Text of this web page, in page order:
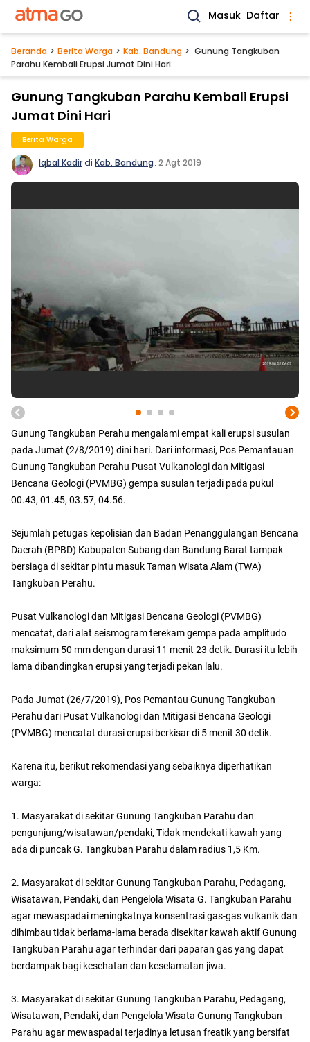
Masuk Daftar
Beranda Berita Warga Kab. Bandung
Gunung Tangkuban
Parahu Kembali Erupsi Jumat Dini Hari
Gunung Tangkuban Parahu Kembali Erupsi
Jumat Dini Hari
Berita Warga
Iqbal Kadirdi Kab. Bandung. 2 Agt 2019
Gunung Tangkuban Perahu mengalami empat kali erupsi susulan
pada Jumat (2/8/2019) dini hari. Dari informasi, Pos Pemantauan
Gunung Tangkuban Perahu Pusat Vulkanologi dan Mitigasi
Bencana Geologi (PVMBG) gempa susulan terjadi pada pukul
00.43, 01.45, 03.57, 04.56.
Sejumlah petugas kepolisian dan Badan Penanggulangan Bencana
Daerah (BPBD) Kabupaten Subang dan Bandung Barat tampak
bersiaga di sekitar pintu masuk Taman Wisata Alam (TWA)
Tangkuban Perahu.
Pusat Vulkanologi dan Mitigasi Bencana Geologi (PVMBG)
mencatat, dari alat seismogram terekam gempa pada amplitudo
maksimum 50 mm dengan durasi 11 menit 23 detik. Durasi itu lebih
lama dibandingkan erupsi yang terjadi pekan lalu.
Pada Jumat (26/7/2019), Pos Pemantau Gunung Tangkuban
Perahu dari Pusat Vulkanologi dan Mitigasi Bencana Geologi
(PVMBG) mencatat durasi erupsi berkisar di 5 menit 30 detik.
Karena itu, berikut rekomendasi yang sebaiknya diperhatikan
warga:
1. Masyarakat di sekitar Gunung Tangkuban Parahu dan
pengunjung/wisatawan/pendaki, Tidak mendekati kawah yang
ada di puncak G. Tangkuban Parahu dalam radius 1,5 Km.
2. Masyarakat di sekitar Gunung Tangkuban Parahu, Pedagang,
Wisatawan, Pendaki, dan Pengelola Wisata G. Tangkuban Parahu
agar mewaspadai meningkatnya konsentrasi gas-gas vulkanik dan
dihimbau tidak berlama-lama berada disekitar kawah aktif Gunung
Tangkuban Parahu agar terhindar dari paparan gas yang dapat
berdampak bagi kesehatan dan keselamatan jiwa.
3. Masyarakat di sekitar Gunung Tangkuban Parahu, Pedagang,
Wisatawan, Pendaki, dan Pengelola Wisata Gunung Tangkuban
Parahu agar mewaspadai terjadinya letusan freatik yang bersifat